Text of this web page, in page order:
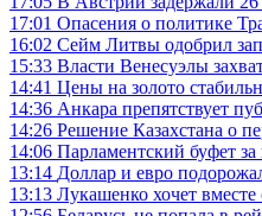
17:01 Опасения о политике
16:02 Сейм Литвы одобрил
15:33 Власти Венесуэлы
14:41 Цены на золото
14:36 Анкара препятствует
14:26 Решение Казахстана о
14:06 Парламентский буфет
13:14 Доллар и евро
13:13 Лукашенко хочет